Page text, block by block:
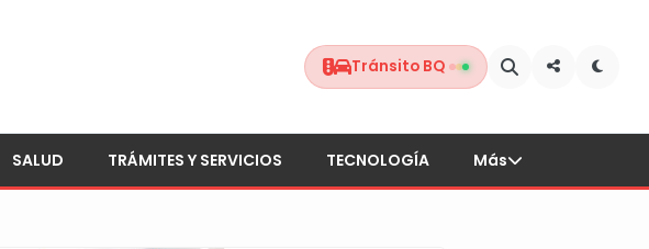
Tránsito BQ
SALUD TRÁMITES Y SERVICIOS TECNOLOGÍA Más